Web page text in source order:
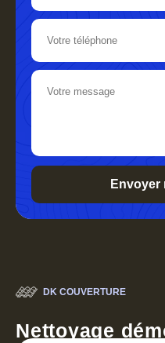
DK COUVERTURE
Nettoyage